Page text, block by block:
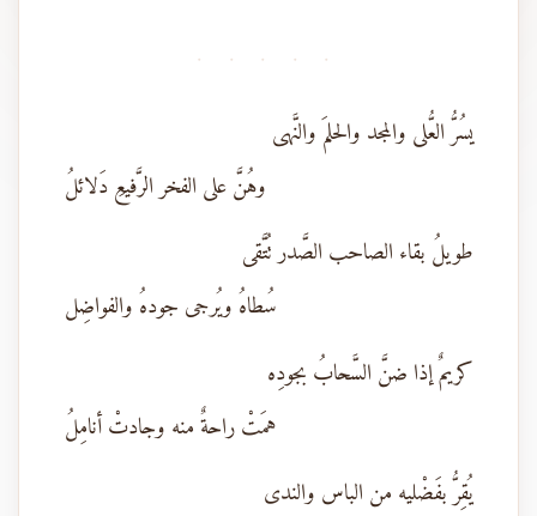
· · · · ·
يسُرُّ العُّلى والمجد والحلمَ والنَّهى
وهُنَّ على الفخر الرَّفيعِ دَلائلُ
طويلُ بقاء الصاحب الصَّدر تُتَّقى
سُطاهُ ويُرجى جودهُ والفواضِل
كريمٌ إذا ضنَّ السَّحابُ بجودِه
همَتْ راحةٌ منه وجادتْ أنامِلُ
يُقِرُّ بفَضْليه من الباس والندى